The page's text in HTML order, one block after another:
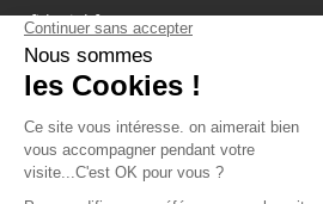
fiducial.fr
lyoncapitale.fr
olympique-et-lyonnais.com
L'application Iphone /
Téléchargez